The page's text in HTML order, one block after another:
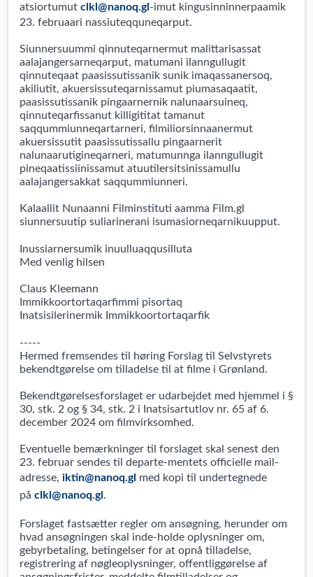
atsiortumut clkl@nanoq.gl-imut kingusinninnerpaamik
23. februaari nassiuteqquneqarput.
Siunnersuummi qinnuteqarnermut malittarisassat
aalajangersarneqarput, matumani ilanngullugit
qinnuteqaat paasissutissanik sunik imaqassanersoq,
akiliutit, akuersissuteqarnissamut piumasaqaatit,
paasissutissanik pingaarnernik nalunaarsuineq,
qinnuteqarfissanut killigititat tamanut
saqqummiunneqartarneri, filmiliorsinnaanermut
akuersissutit paasissutissallu pingaarnerit
nalunaarutigineqarneri, matumunnga ilanngullugit
pineqaatissiinissamut atuutilersitsinissamullu
aalajangersakkat saqqummiunneri.
Kalaallit Nunaanni Filminstituti aamma Film.gl
siunnersuutip suliarinerani isumasiorneqarnikuupput.
Inussiarnersumik inuulluaqqusilluta
Med venlig hilsen
Claus Kleemann
Immikkoortortaqarfimmi pisortaq
Inatsisilerinermik Immikkoortortaqarfik
-----
Hermed fremsendes til høring Forslag til Selvstyrets
bekendtgørelse om tilladelse til at filme i Grønland.
Bekendtgørelsesforslaget er udarbejdet med hjemmel i §
30, stk. 2 og § 34, stk. 2 i Inatsisartutlov nr. 65 af 6.
december 2024 om filmvirksomhed.
Eventuelle bemærkninger til forslaget skal senest den
23. februar sendes til departe-mentets officielle mail-
adresse, iktin@nanoq.gl med kopi til undertegnede
på clkl@nanoq.gl.
Forslaget fastsætter regler om ansøgning, herunder om
hvad ansøgningen skal inde-holde oplysninger om,
gebyrbetaling, betingelser for at opnå tilladelse,
registrering af nøgleoplysninger, offentliggørelse af